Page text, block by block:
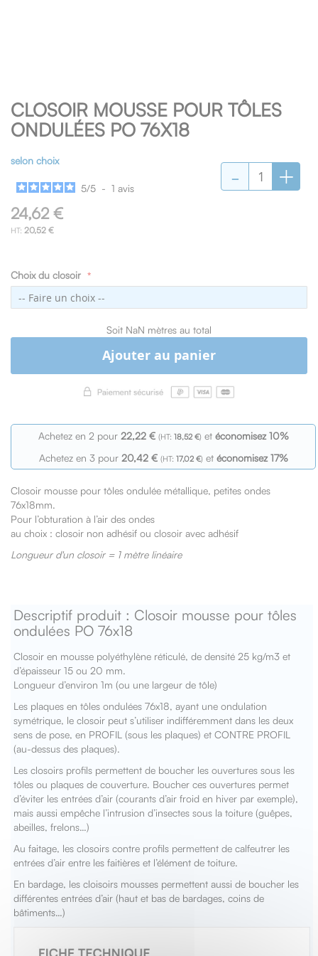
CLOSOIR MOUSSE POUR TÔLES
ONDULÉES PO 76X18
selon choix
5/5 - 1 avis
24,62 €
20,52 €
Choix du closoir
- +
Soit NaN mètres au total
Ajouter au panier
Achetez en 2 pour 22,22 € 18,52 € et économisez10%
Achetez en 3 pour 20,42 € 17,02 € et économisez17%
Closoir mousse pour tôles ondulée métallique, petites ondes
76x18mm.
Pour l’obturation à l’air des ondes
au choix : closoir non adhésif ou closoir avec adhésif
Longueur d'un closoir = 1 mètre linéaire
to
the
beginning
the
images
gallery
Descriptif produit : Closoir mousse pour tôles
ondulées PO 76x18
Closoir en mousse polyéthylène réticulé, de densité 25 kg/m3 et
d’épaisseur 15 ou 20 mm.
Longueur d’environ 1m (ou une largeur de tôle)
Les plaques en tôles ondulées 76x18, ayant une ondulation
symétrique, le closoir peut s’utiliser indifféremment dans les deux
sens de pose, en PROFIL (sous les plaques) et CONTRE PROFIL
(au-dessus des plaques).
Les closoirs profils permettent de boucher les ouvertures sous les
tôles ou plaques de couverture. Boucher ces ouvertures permet
d’éviter les entrées d’air (courants d’air froid en hiver par exemple),
mais aussi empêche l’intrusion d’insectes sous la toiture (guêpes,
abeilles, frelons…)
Au faitage, les closoirs contre profils permettent de calfeutrer les
entrées d’air entre les faitières et l’élément de toiture.
En bardage, les cloisoirs mousses permettent aussi de boucher les
différentes entrées d’air (haut et bas de bardages, coins de
bâtiments…)